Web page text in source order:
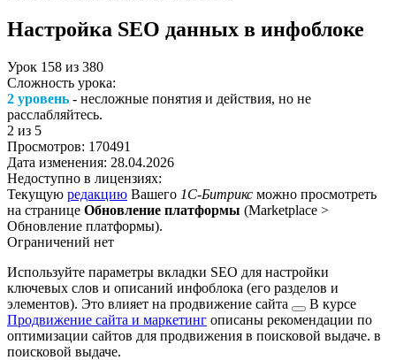
Настройка SEO данных в инфоблоке
Урок 158 из 380
Сложность урока:
2 уровень - несложные понятия и действия, но не
расслабляйтесь.
2 из 5
Просмотров: 170491
Дата изменения: 28.04.2026
Недоступно в лицензиях:
Текущую редакцию Вашего 1С-Битрикс можно просмотреть
на странице Обновление платформы (Marketplace >
Обновление платформы).
Ограничений нет
Используйте параметры вкладки SEO для настройки
ключевых слов и описаний инфоблока (его разделов и
элементов). Это влияет на продвижение сайта
В курсе
Продвижение сайта и маркетинг описаны рекомендации по
оптимизации сайтов для продвижения в поисковой выдаче. в
поисковой выдаче.